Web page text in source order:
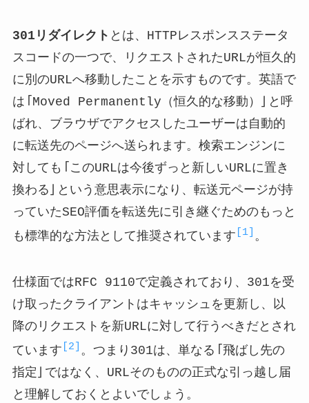
301リダイレクト とは、HTTPレスポンスステータ
スコードの一つで、リクエストされたURLが恒久的
に別のURLへ移動したことを示すものです。英語で
は「Moved Permanently（恒久的な移動）」と呼
ばれ、ブラウザでアクセスしたユーザーは自動的
に転送先のページへ送られます。検索エンジンに
対しても「このURLは今後ずっと新しいURLに置き
換わる」という意思表示になり、転送元ページが持
っていたSEO評価を転送先に引き継ぐためのもっと
も標準的な方法として推奨されています [1] 。
仕様面ではRFC 9110で定義されており、301を受
け取ったクライアントはキャッシュを更新し、以
降のリクエストを新URLに対して行うべきだとされ
ています [2] 。つまり301は、単なる「飛ばし先の
指定」ではなく、URLそのものの正式な引っ越し届
と理解しておくとよいでしょう。